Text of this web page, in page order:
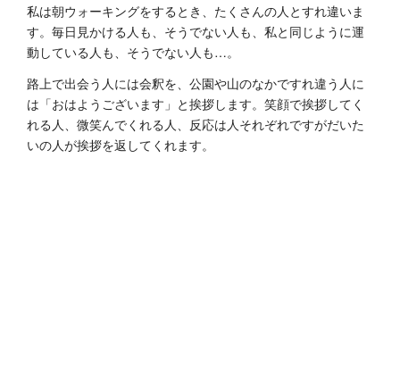
私は朝ウォーキングをするとき、たくさんの人とすれ違いま
す。毎日見かける人も、そうでない人も、私と同じように運
動している人も、そうでない人も…。
路上で出会う人には会釈を、公園や山のなかですれ違う人に
は「おはようございます」と挨拶します。笑顔で挨拶してく
れる人、微笑んでくれる人、反応は人それぞれですがだいた
いの人が挨拶を返してくれます。